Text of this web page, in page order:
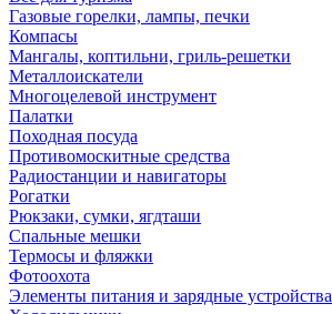
Газовые горелки, лампы, печки
Компасы
Мангалы, коптильни, гриль-решетки
Металлоискатели
Многоцелевой инструмент
Палатки
Походная посуда
Противомоскитные средства
Радиостанции и навигаторы
Рогатки
Рюкзаки, сумки, ягдташи
Спальные мешки
Термосы и фляжки
Фотоохота
Элементы питания и зарядные устройства